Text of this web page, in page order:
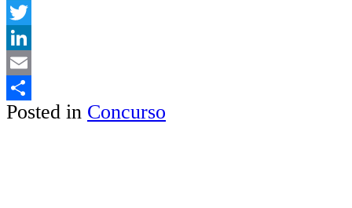
WhatsApp
Twitter
LinkedIn
Email
Share
Posted in Concurso